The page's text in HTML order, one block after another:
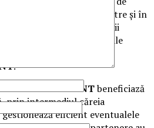
în pregătirea echipei noastre și în
pentru a oferi servicii
nevoilor specifice ale
.
cuREALCONTbeneficiază
prin intermediul căreia
eficient eventualele